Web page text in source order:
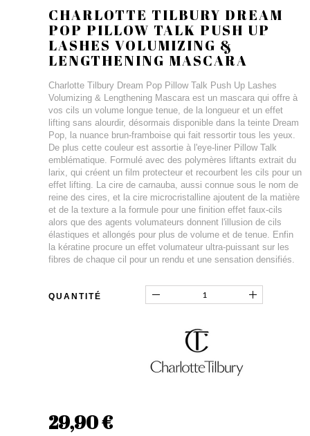
CHARLOTTE TILBURY DREAM
POP PILLOW TALK PUSH UP
LASHES VOLUMIZING &
LENGTHENING MASCARA
Charlotte Tilbury Dream Pop Pillow Talk Push Up Lashes
Volumizing & Lengthening Mascara est un mascara qui offre à
vos cils un volume longue tenue, de la longueur et un effet
lifting sans alourdir, désormais disponible dans la teinte Dream
Pop, la nuance brun-framboise qui fait ressortir tous les yeux.
De plus cette couleur est assortie à l'eye-liner Pillow Talk
emblématique. Formulé avec des polymères liftants extrait du
larix, qui créent un film protecteur et recourbent les cils pour un
effet lifting. La cire de carnauba, aussi connue sous le nom de
reine des cires, et la cire microcristalline ajoutent de la matière
et de la texture a la formule pour une finition effet faux-cils
alors que des agents volumateurs donnent l'illusion de cils
élastiques et allongés pour plus de volume et de tenue. Enfin
la kératine procure un effet volumateur ultra-puissant sur les
fibres de chaque cil pour un rendu et une sensation densifiés.
QUANTITÉ
29,90 €